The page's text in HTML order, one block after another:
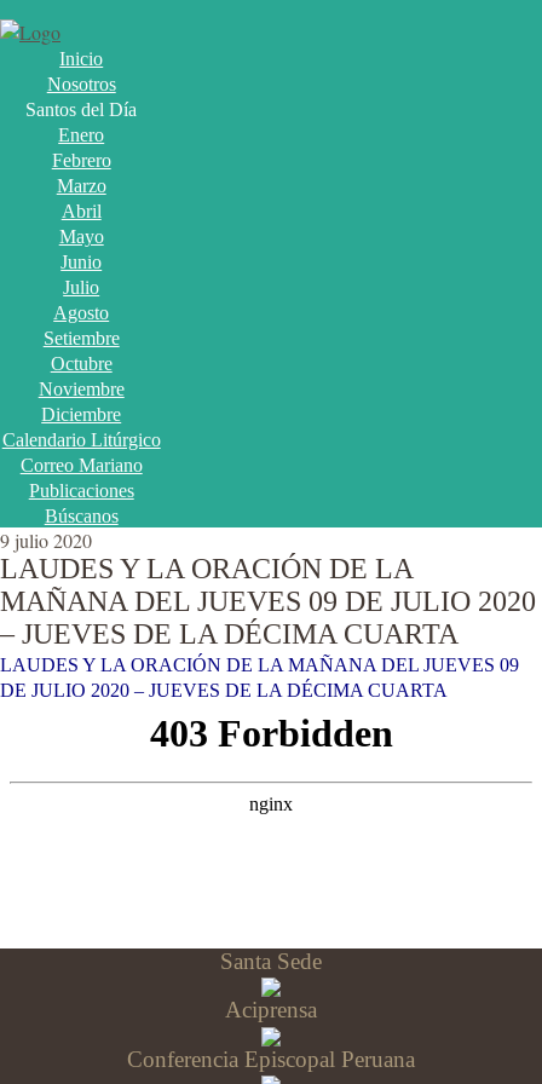
Inicio
Nosotros
Santos del Día
Enero
Febrero
Marzo
Abril
Mayo
Junio
Julio
Agosto
Setiembre
Octubre
Noviembre
Diciembre
Calendario Litúrgico
Correo Mariano
Publicaciones
Búscanos
9 julio 2020
LAUDES Y LA ORACIÓN DE LA
MAÑANA DEL JUEVES 09 DE JULIO 2020
– JUEVES DE LA DÉCIMA CUARTA
LAUDES Y LA ORACIÓN DE LA MAÑANA DEL JUEVES 09
DE JULIO 2020 – JUEVES DE LA DÉCIMA CUARTA
Santa Sede
Aciprensa
Conferencia Episcopal Peruana